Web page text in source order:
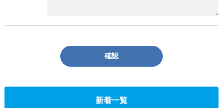
確認
新着一覧